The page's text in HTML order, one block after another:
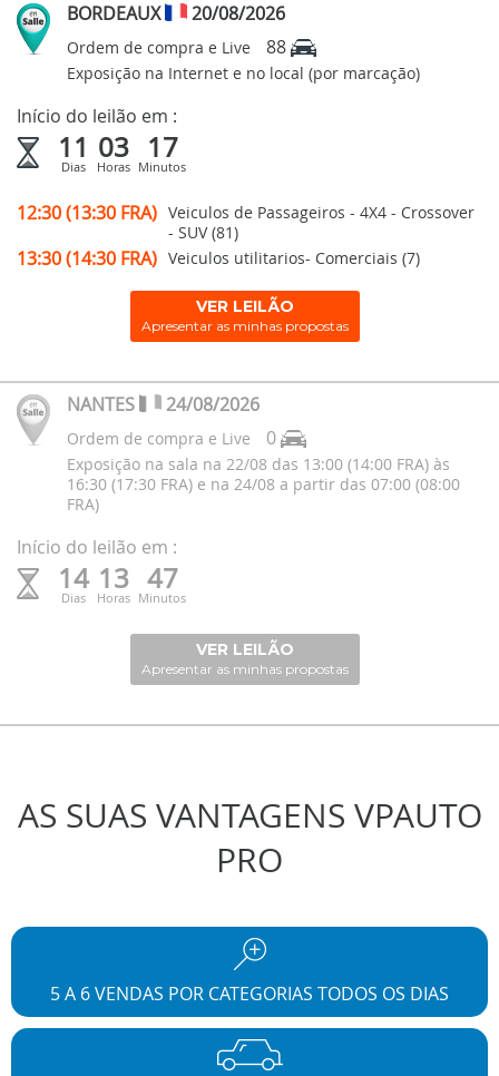
BORDEAUX 20/08/2026
Ordem de compra e Live 88
Exposição na Internet e no local (por marcação)
Início do leilão em :
11
Dias
03
Horas
17
Minutos
12:30 (13:30 FRA) Veiculos de Passageiros - 4X4 - Crossover
- SUV (81)
13:30 (14:30 FRA) Veiculos utilitarios- Comerciais (7)
VER LEILÃO
Apresentar as minhas propostas
NANTES 24/08/2026
Ordem de compra e Live 0
Exposição na sala na 22/08 das 13:00 (14:00 FRA) às
16:30 (17:30 FRA) e na 24/08 a partir das 07:00 (08:00
FRA)
Início do leilão em :
14
Dias
13
Horas
47
Minutos
VER LEILÃO
Apresentar as minhas propostas
AS SUAS VANTAGENS VPAUTO
PRO
5 A 6 VENDAS POR CATEGORIAS TODOS OS DIAS